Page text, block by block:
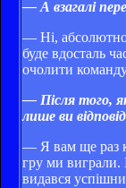
— А взагалі
— Ні, абсолютно
буде вдосталь
очолити
— Після того,
лише ви
— Я вам ще раз
гру ми виграли.
видався